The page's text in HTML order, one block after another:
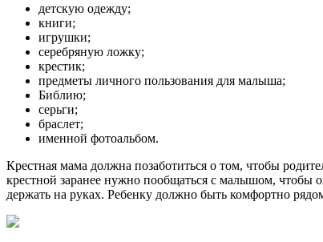
детскую одежду;
книги;
игрушки;
серебряную ложку;
крестик;
предметы личного пользования для малыша;
Библию;
серьги;
браслет;
именной фотоальбом.
Крестная мама должна позаботиться о том, чтобы
крестной заранее нужно пообщаться с малышом, чтобы
держать на руках. Ребенку должно быть комфортно